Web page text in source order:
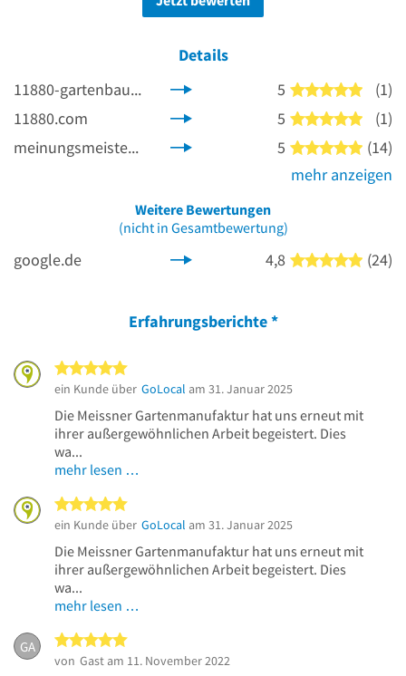
Details
11880-gartenbau.com
5 5 von
(1)
11880.com
5 5 von
(1)
meinungsmeister.de
5 5 von
(14)
mehr anzeigen
Weitere Bewertungen
(nicht in Gesamtbewertung)
google.de 4,8 5 von
(24)
Erfahrungsberichte*
ein Kunde über GoLocal am 31. Januar 2025
Die Meissner Gartenmanufaktur hat uns erneut mit
ihrer außergewöhnlichen Arbeit begeistert. Dies
wa...
mehr lesen …
ein Kunde über GoLocal am 31. Januar 2025
Die Meissner Gartenmanufaktur hat uns erneut mit
ihrer außergewöhnlichen Arbeit begeistert. Dies
wa...
mehr lesen …
GA
von Gast am 11. November 2022